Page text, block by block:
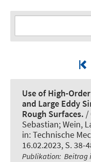
Use of High-
and Large Eddy
Rough Surfaces. /
Sebastian; Wein,
in:Technische
16.02.2023, S. 38-
Publikation: Beitrag